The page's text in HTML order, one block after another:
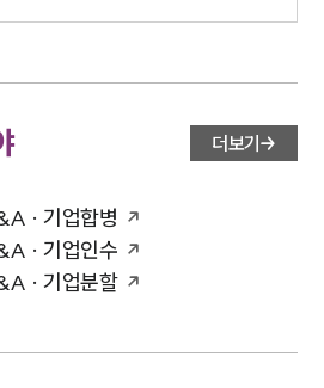
더보기
· 기업합병
· 기업인수
· 기업분할